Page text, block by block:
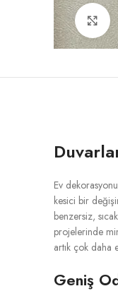
Ev
kesici bir
benzersiz,
projelerinde
artık çok daha
Geniş